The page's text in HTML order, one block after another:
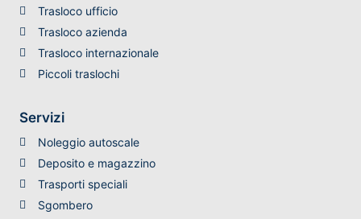
Trasloco ufficio
Trasloco azienda
Trasloco internazionale
Piccoli traslochi
Servizi
Noleggio autoscale
Deposito e magazzino
Trasporti speciali
Sgombero